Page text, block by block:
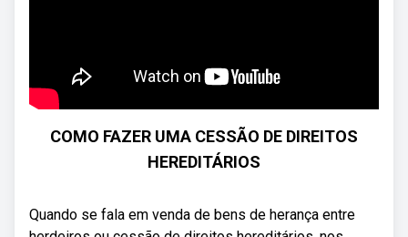
COMO FAZER UMA CESSÃO DE DIREITOS
HEREDITÁRIOS
Quando se fala em venda de bens de herança entre